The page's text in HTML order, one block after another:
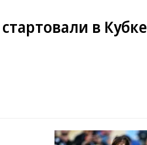
в Кубке